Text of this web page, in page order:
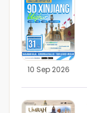
10 Sep 2026